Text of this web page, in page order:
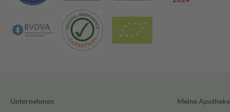
Unternehmen
Meine Apotheke